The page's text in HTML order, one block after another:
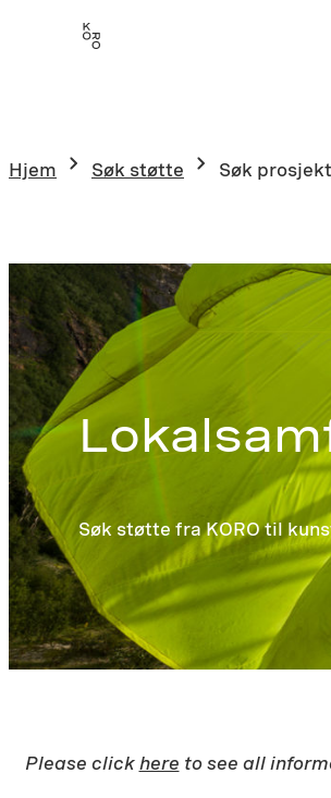
Hjem Søk støtte Søk
Søk støtte fra KORO til
Please click here to see all